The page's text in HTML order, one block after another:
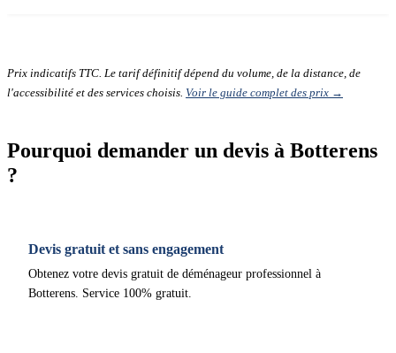
Prix indicatifs TTC. Le tarif définitif dépend du volume, de la distance, de
l'accessibilité et des services choisis. Voir le guide complet des prix →
Pourquoi demander un devis à Botterens
?
Devis gratuit et sans engagement
Obtenez votre devis gratuit de déménageur professionnel à
Botterens. Service 100% gratuit.